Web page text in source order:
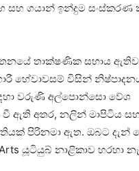
සහ ගයාන් ඉන්දුම සංස්කරණ
තාක්ෂණික සහාය
හේවාවසම් විසින්
වරුණි අල්පොන්සො වේශ
ඇති අතර, නලින් මාපිටිය
පිරිනමා ඇත. ඔබට දැන්
යූටියුබ් නාළිකාව හරහා